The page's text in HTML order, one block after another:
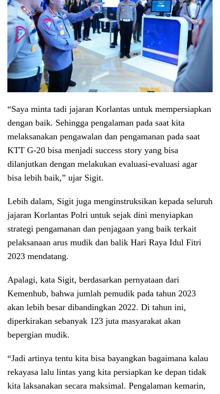
“Saya minta tadi jajaran Korlantas untuk mempersiapkan
dengan baik. Sehingga pengalaman pada saat kita
melaksanakan pengawalan dan pengamanan pada saat
KTT G-20 bisa menjadi success story yang bisa
dilanjutkan dengan melakukan evaluasi-evaluasi agar
bisa lebih baik,” ujar Sigit.
Lebih dalam, Sigit juga menginstruksikan kepada seluruh
jajaran Korlantas Polri untuk sejak dini menyiapkan
strategi pengamanan dan penjagaan yang baik terkait
pelaksanaan arus mudik dan balik Hari Raya Idul Fitri
2023 mendatang.
Apalagi, kata Sigit, berdasarkan pernyataan dari
Kemenhub, bahwa jumlah pemudik pada tahun 2023
akan lebih besar dibandingkan 2022. Di tahun ini,
diperkirakan sebanyak 123 juta masyarakat akan
bepergian mudik.
“Jadi artinya tentu kita bisa bayangkan bagaimana kalau
rekayasa lalu lintas yang kita persiapkan ke depan tidak
kita laksanakan secara maksimal. Pengalaman kemarin,